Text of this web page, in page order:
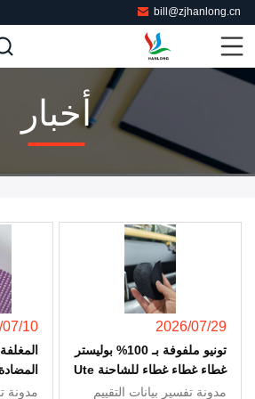
bill@zjhanlong.cn
أخبار
2026/07/29
تونيو ملفوفة بـ 100% بوليستر
غطاء غطاء غطاء للشاحنة Ute
شحن السيارة في الهواء
مدونة تفسير بيانات التقييم
10
مدونة